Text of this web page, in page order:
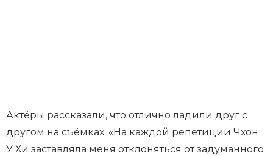
Актёры рассказали, что отлично ладили друг с
другом на съёмках. «На каждой репетиции Чхон
У Хи заставляла меня отклоняться от задуманного